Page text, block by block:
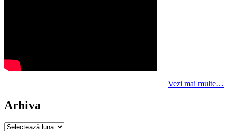
Vezi mai multe…
Arhiva
Arhiva